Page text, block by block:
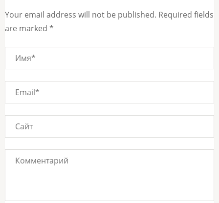
Your email address will not be published. Required fields
are marked *